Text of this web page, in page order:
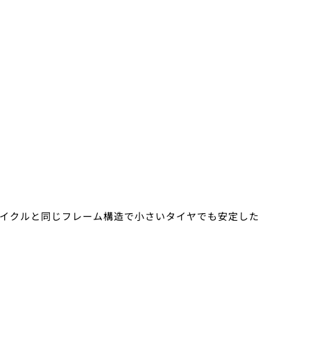
クルと同じフレーム構造で小さいタイヤでも安定した